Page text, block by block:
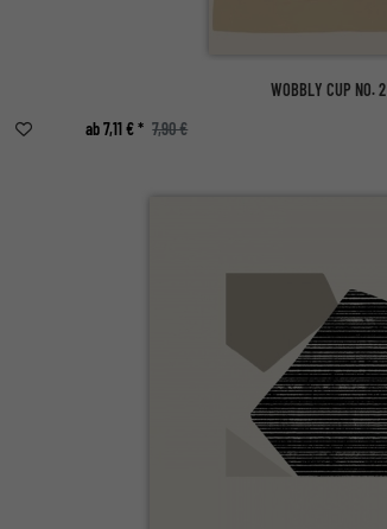
WOBBLY CUP NO. 2
ab 7,11 € * 7,90 €